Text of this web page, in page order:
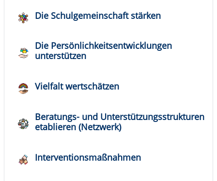
Die Schulgemeinschaft stärken
Die Persönlichkeitsentwicklungen
unterstützen
Vielfalt wertschätzen
Beratungs- und Unterstützungsstrukturen
etablieren (Netzwerk)
Interventionsmaßnahmen